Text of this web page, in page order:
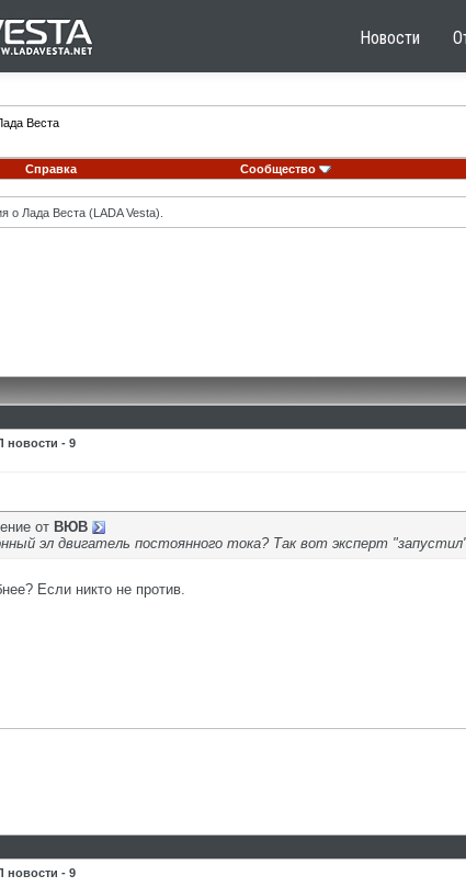
Новости
Веста
Справка Сообщество
о Лада Веста (LADA Vesta).
новости - 9
от ВЮВ
эл двигатель постоянного тока? Так вот эксперт
Если никто не против.
новости - 9